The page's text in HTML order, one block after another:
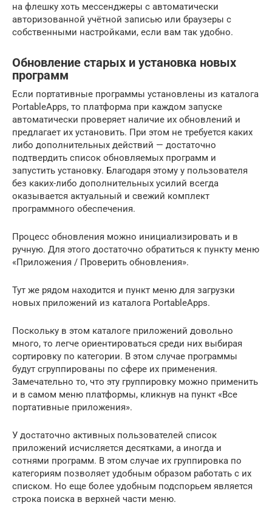
на флешку хоть мессенджеры с автоматически
авторизованной учётной записью или браузеры с
собственными настройками, если вам так удобно.
Обновление старых и установка новых
программ
Если портативные программы установлены из каталога
PortableApps, то платформа при каждом запуске
автоматически проверяет наличие их обновлений и
предлагает их установить. При этом не требуется каких
либо дополнительных действий — достаточно
подтвердить список обновляемых программ и
запустить установку. Благодаря этому у пользователя
без каких-либо дополнительных усилий всегда
оказывается актуальный и свежий комплект
программного обеспечения.
Процесс обновления можно инициализировать и в
ручную. Для этого достаточно обратиться к пункту меню
«Приложения / Проверить обновления».
Тут же рядом находится и пункт меню для загрузки
новых приложений из каталога PortableApps.
Поскольку в этом каталоге приложений довольно
много, то легче ориентироваться среди них выбирая
сортировку по категории. В этом случае программы
будут сгруппированы по сфере их применения.
Замечательно то, что эту группировку можно применить
и в самом меню платформы, кликнув на пункт «Все
портативные приложения».
У достаточно активных пользователей список
приложений исчисляется десятками, а иногда и
сотнями программ. В этом случае их группировка по
категориям позволяет удобным образом работать с их
списком. Но еще более удобным подспорьем является
строка поиска в верхней части меню.